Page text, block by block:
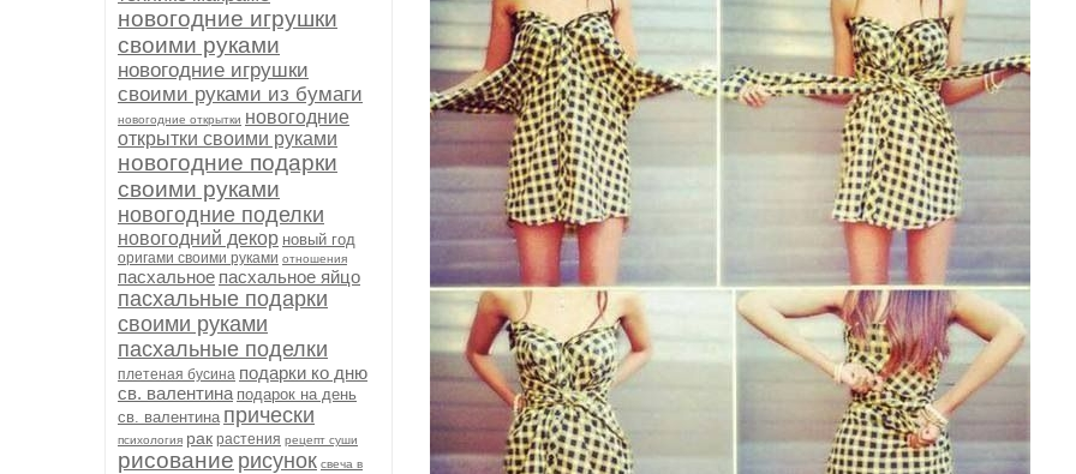
новогодние игрушки
своими руками
новогодние игрушки
своими руками из бумаги
новогодние открытки новогодние
открытки своими руками
новогодние подарки
своими руками
новогодние поделки
новогодний декор новый год
оригами своими руками отношения
пасхальное пасхальное яйцо
пасхальные подарки
своими руками
пасхальные поделки
плетеная бусина подарки ко дню
св. валентина подарок на день
св. валентина прически
психология рак растения рецепт суши
рисование рисунок свеча в